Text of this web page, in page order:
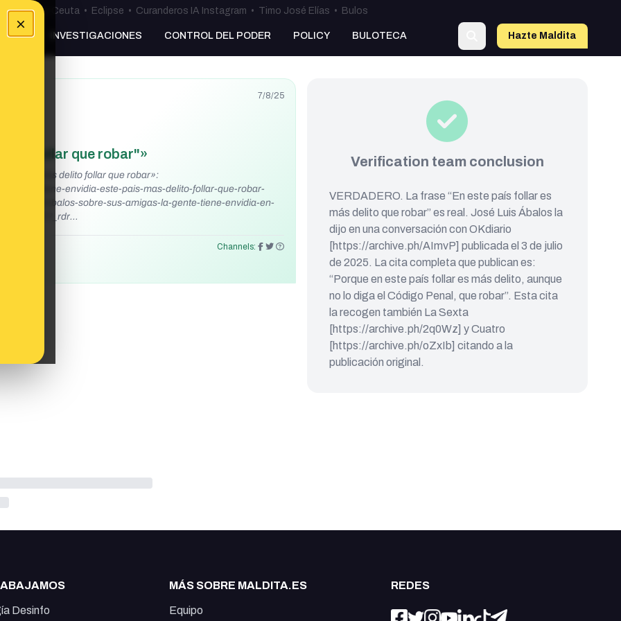
×
•Bulos Ceuta • Eclipse • Curanderos IA Instagram • Timo José Elías • Bulos
INVESTIGACIONES CONTROL DEL PODER POLICY BULOTECA Hazte Maldita
7/8/25
follar que robar"»
país es más delito follar que robar»:
gente-tiene-envidia-este-pais-mas-delito-follar-que-robar-
%C3%A1balos-sobre-sus-amigas-la-gente-tiene-envidia-en-
?_rdr
x.com/todoesmentiratv/status/1940785722312872438
Channels:
Verification team conclusion
VERDADERO. La frase “En este país follar es
más delito que robar” es real. José Luis Ábalos la
dijo en una conversación con OKdiario
[https://archive.ph/AImvP] publicada el 3 de julio
de 2025. La cita completa que publican es:
“Porque en este país follar es más delito, aunque
no lo diga el Código Penal, que robar”. Esta cita
la recogen también La Sexta
[https://archive.ph/2q0Wz] y Cuatro
[https://archive.ph/oZxIb] citando a la
publicación original.
Desinfo
MÁS SOBRE MALDITA.ES
Equipo
REDES